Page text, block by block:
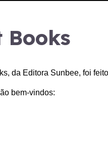
Books
da Editora Sunbee, foi
bem-vindos: